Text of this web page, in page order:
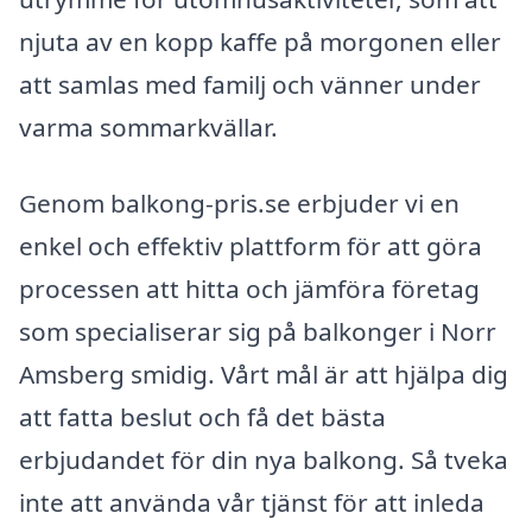
njuta av en kopp kaffe på morgonen eller
att samlas med familj och vänner under
varma sommarkvällar.
Genom balkong-pris.se erbjuder vi en
enkel och effektiv plattform för att göra
processen att hitta och jämföra företag
som specialiserar sig på balkonger i Norr
Amsberg smidig. Vårt mål är att hjälpa dig
att fatta beslut och få det bästa
erbjudandet för din nya balkong. Så tveka
inte att använda vår tjänst för att inleda